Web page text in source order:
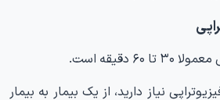
دقیقه است.
نیاز دارید، از یک بیمار به بیمار